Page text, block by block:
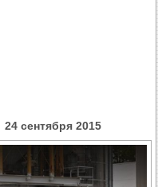
24 сентября 2015